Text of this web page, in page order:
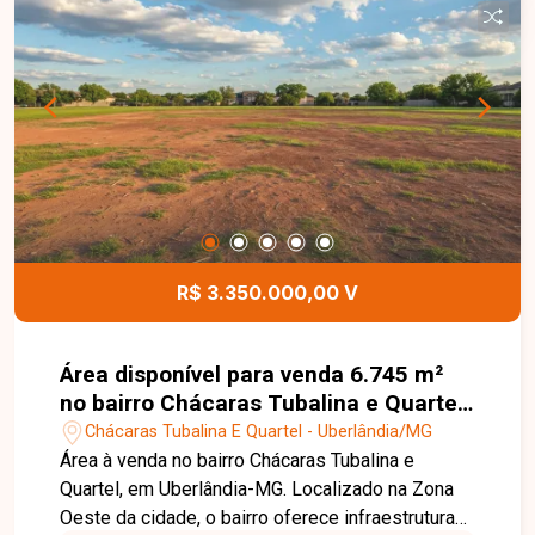
potencial de valorização, tornando esta área uma
opção segura e rentável para investimento.
Disponibilidade e valores sujeitos a alteração,
imagens ilustrativas.
R$ 3.350.000,00 V
Área disponível para venda 6.745 m²
no bairro Chácaras Tubalina e Quartel
em Uberlândia-MG
Chácaras Tubalina E Quartel - Uberlândia/MG
Área à venda no bairro Chácaras Tubalina e
Quartel, em Uberlândia-MG. Localizado na Zona
Oeste da cidade, o bairro oferece infraestrutura